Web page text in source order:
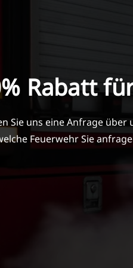
Rabatt
Sie uns eine Anfrage
Feuerwehr Sie